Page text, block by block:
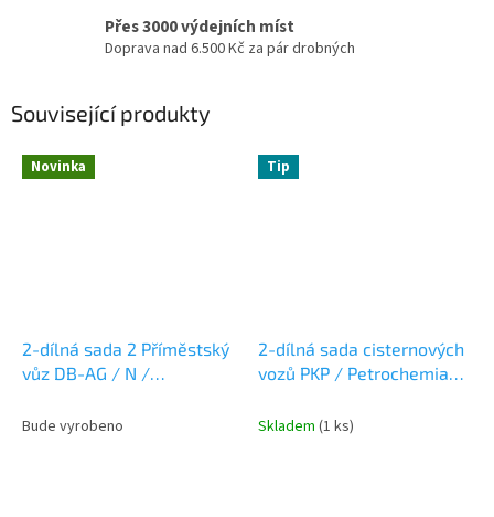
Přes 3000 výdejních míst
Doprava nad 6.500 Kč za pár drobných
Související produkty
Novinka
2-dílná sada 2 Příměstský
vůz DB-AG / N /
Bude vyrobeno
Tip
2-dílná sada cisternových
vozů PKP / Petrochemia
H24851
Skladem (1 ks)